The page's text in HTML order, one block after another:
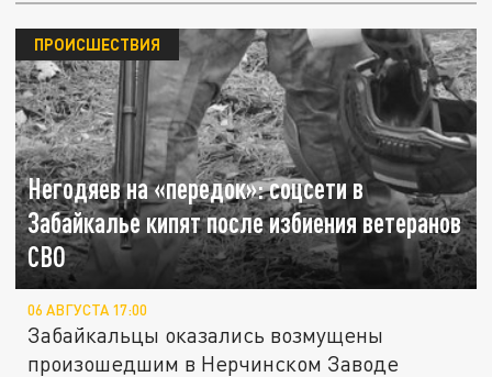
Негодяев на «передок»: соцсети в
Забайкалье кипят после избиения ветеранов
СВО
ПРОИСШЕСТВИЯ
06 АВГУСТА 17:00
Забайкальцы оказались возмущены
произошедшим в Нерчинском Заводе